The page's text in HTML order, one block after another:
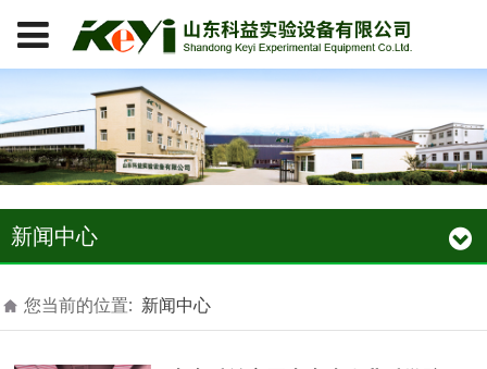
新闻中心
您当前的位置: 新闻中心